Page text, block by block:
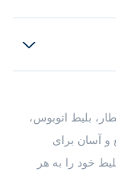
بلیط اتوبوس،
و آسان برای
خود را به هر